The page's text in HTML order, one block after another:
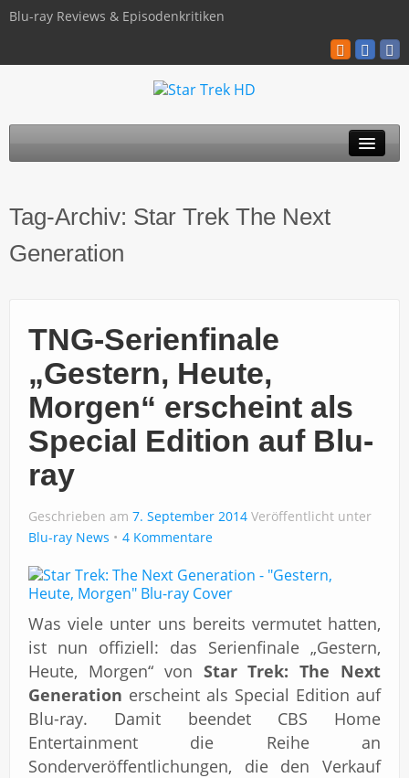
Blu-ray Reviews & Episodenkritiken
TNG
Discovery
Blu-ray / 4K
Über uns
Impressum
Tag-Archiv: Star Trek The Next
Generation
TNG-Serienfinale
„Gestern, Heute,
Morgen“ erscheint als
Special Edition auf Blu-
ray
Geschrieben am 7. September 2014 Veröffentlicht unter
Blu-ray News
4 Kommentare
Was viele unter uns bereits vermutet hatten,
ist nun offiziell: das Serienfinale „Gestern,
Heute, Morgen“ von Star Trek: The Next
Generation erscheint als Special Edition auf
Blu-ray. Damit beendet CBS Home
Entertainment die Reihe an
Sonderveröffentlichungen, die den Verkauf